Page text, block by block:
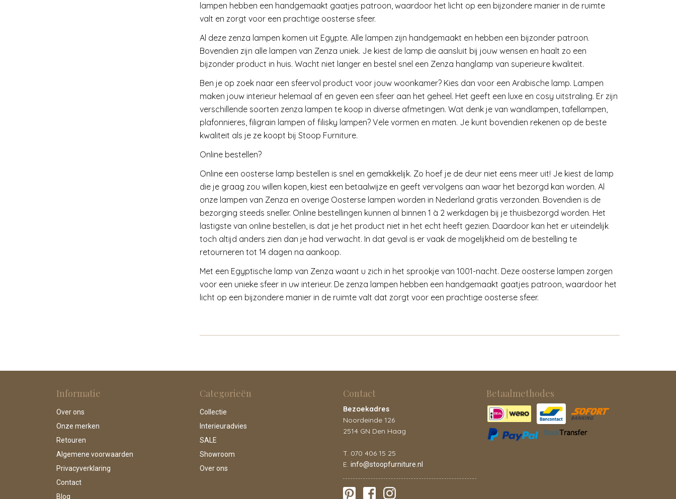
lampen hebben een handgemaakt gaatjes patroon, waardoor het licht op een bijzondere manier in de ruimte
valt en zorgt voor een prachtige oosterse sfeer.
Al deze zenza lampen komen uit Egypte. Alle lampen zijn handgemaakt en hebben een bijzonder patroon.
Bovendien zijn alle lampen van Zenza uniek. Je kiest de lamp die aansluit bij jouw wensen en haalt zo een
bijzonder product in huis. Wacht niet langer en bestel snel een Zenza hanglamp van superieure kwaliteit.
Ben je op zoek naar een sfeervol product voor jouw woonkamer? Kies dan voor een Arabische lamp. Lampen
maken jouw interieur helemaal af en geven een sfeer aan het geheel. Het geeft een luxe en cosy uitstraling. Er zijn
verschillende soorten zenza lampen te koop in diverse afmetingen. Wat denk je van wandlampen, tafellampen,
plafonnieres, filigrain lampen of filisky lampen? Vele vormen en maten. Je kunt bovendien rekenen op de beste
kwaliteit als je ze koopt bij Stoop Furniture.
Online bestellen?
Online een oosterse lamp bestellen is snel en gemakkelijk. Zo hoef je de deur niet eens meer uit! Je kiest de lamp
die je graag zou willen kopen, kiest een betaalwijze en geeft vervolgens aan waar het bezorgd kan worden. Al
onze lampen van Zenza en overige Oosterse lampen worden in Nederland gratis verzonden. Bovendien is de
bezorging steeds sneller. Online bestellingen kunnen al binnen 1 à 2 werkdagen bij je thuisbezorgd worden. Het
lastigste van online bestellen, is dat je het product niet in het echt heeft gezien. Daardoor kan het er uiteindelijk
toch altijd anders zien dan je had verwacht. In dat geval is er vaak de mogelijkheid om de bestelling te
retourneren tot 14 dagen na aankoop.
Met een Egyptische lamp van Zenza waant u zich in het sprookje van 1001-nacht. Deze oosterse lampen zorgen
voor een unieke sfeer in uw interieur. De zenza lampen hebben een handgemaakt gaatjes patroon, waardoor het
licht op een bijzondere manier in de ruimte valt dat zorgt voor een prachtige oosterse sfeer.
Informatie
Over ons
Onze merken
Retouren
Algemene voorwaarden
Privacyverklaring
Contact
Blog
Categorieën
Collectie
Interieuradvies
SALE
Showroom
Over ons
Contact
Bezoekadres
Noordeinde 126
2514 GN Den Haag
T. 070 406 15 25
E. info@stoopfurniture.nl
Betaalmethodes